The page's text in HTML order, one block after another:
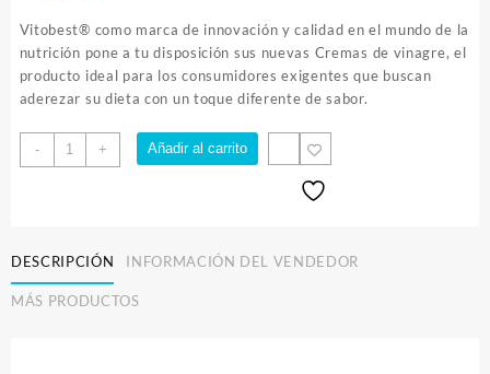
Vitobest® como marca de innovación y calidad en el mundo de la
nutrición pone a tu disposición sus nuevas Cremas de vinagre, el
producto ideal para los consumidores exigentes que buscan
aderezar su dieta con un toque diferente de sabor.
-
CREMA
DE
225
g
cantidad
+ Añadir al carrito
DESCRIPCIÓN INFORMACIÓN DEL VENDEDOR
MÁS PRODUCTOS